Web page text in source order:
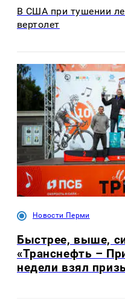
В США при тушении
вертолет
Новости Перми
Быстрее, выше,
«Транснефть –
недели взял